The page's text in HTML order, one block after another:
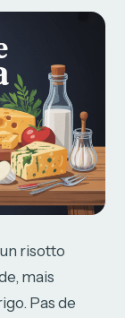
risotto
mais
Pas de